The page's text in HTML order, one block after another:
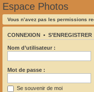
Espace Photos
Vous n’avez pas les permissions
CONNEXION • S’ENREGISTRER
Nom d’utilisateur :
Mot de passe :
Se souvenir de moi